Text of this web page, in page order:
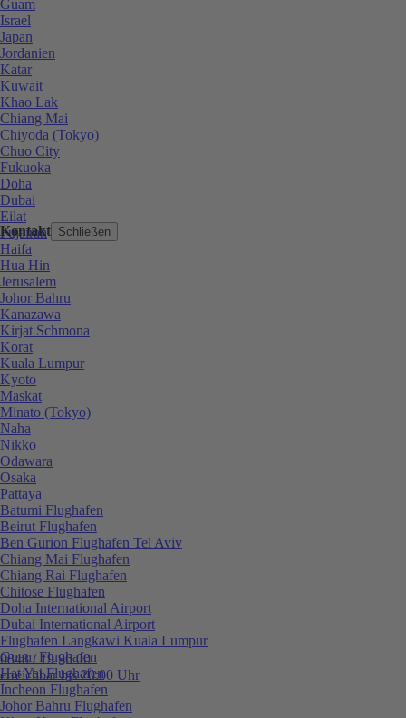
Kontakt Schließen
0848 / 19 96 00
erreichbar bis 20:00 Uhr
Guam
Israel
Japan
Jordanien
Katar
Kuwait
Khao Lak
Chiang Mai
Chiyoda (Tokyo)
Chuo City
Fukuoka
Doha
Dubai
Eilat
Fujairah
Haifa
Hua Hin
Jerusalem
Johor Bahru
Kanazawa
Kirjat Schmona
Korat
Kuala Lumpur
Kyoto
Maskat
Minato (Tokyo)
Naha
Nikko
Odawara
Osaka
Pattaya
Batumi Flughafen
Beirut Flughafen
Ben Gurion Flughafen Tel Aviv
Chiang Mai Flughafen
Chiang Rai Flughafen
Chitose Flughafen
Doha International Airport
Dubai International Airport
Flughafen Langkawi Kuala Lumpur
Guam Flughafen
Hat Yai Flughafen
Incheon Flughafen
Johor Bahru Flughafen